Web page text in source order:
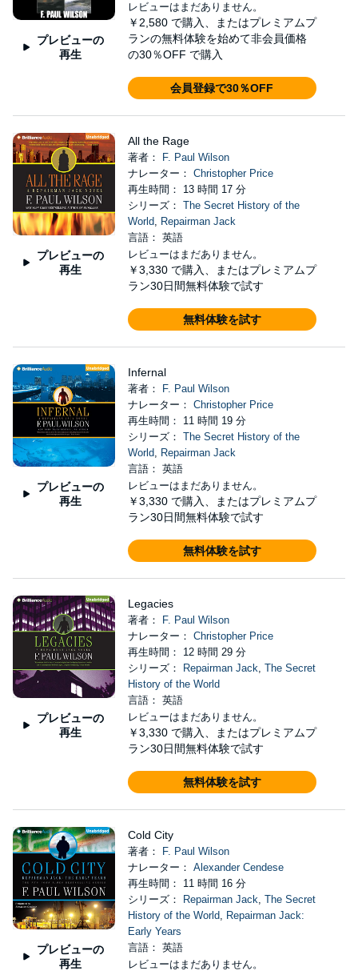
プレビューの
再生
レビューはまだありません。
￥2,580 で購入、またはプレミアムプ
ランの無料体験を始めて非会員価格
の30％OFF で購入
会員登録で30％OFF
プレビューの
再生
All the Rage
著者：
F. Paul Wilson
ナレーター： Christopher Price
再生時間： 13 時間 17 分
シリーズ： The Secret History of the
World, Repairman Jack
言語： 英語
レビューはまだありません。
￥3,330 で購入、またはプレミアムプ
ラン30日間無料体験で試す
無料体験を試す
プレビューの
再生
Infernal
著者：
F. Paul Wilson
ナレーター： Christopher Price
再生時間： 11 時間 19 分
シリーズ： The Secret History of the
World, Repairman Jack
言語： 英語
レビューはまだありません。
￥3,330 で購入、またはプレミアムプ
ラン30日間無料体験で試す
無料体験を試す
プレビューの
再生
Legacies
著者：
F. Paul Wilson
ナレーター： Christopher Price
再生時間： 12 時間 29 分
シリーズ：
Repairman Jack, The Secret
History of the World
言語： 英語
レビューはまだありません。
￥3,330 で購入、またはプレミアムプ
ラン30日間無料体験で試す
無料体験を試す
プレビューの
再生
Cold City
著者：
F. Paul Wilson
ナレーター： Alexander Cendese
再生時間： 11 時間 16 分
シリーズ：
Repairman Jack, The Secret
History of the World, Repairman Jack:
Early Years
言語： 英語
レビューはまだありません。